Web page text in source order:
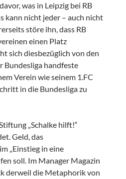
was in Leipzig bei RB
kann nicht jeder – auch nicht
störe ihn, dass RB
einen Platz
sich diesbezüglich von den
Bundesliga handfeste
Verein wie seinem 1.FC
in die Bundesliga zu
„Schalke hilft!“
Geld, das
„Einstieg in eine
soll. Im Manager Magazin
derweil die Metaphorik von